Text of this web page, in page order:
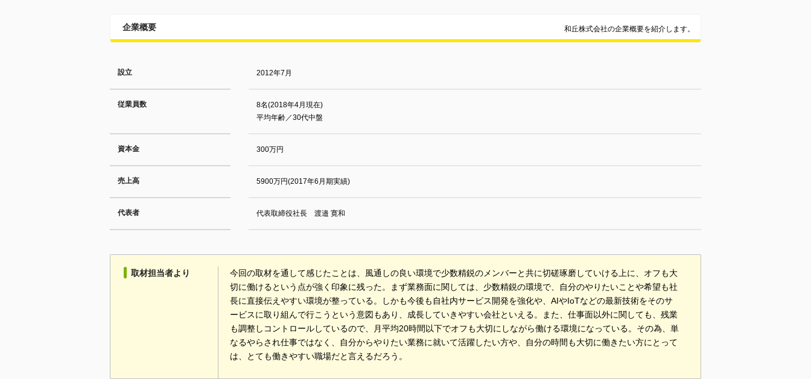
企業概要 和丘株式会社の企業概要を紹介します。
設立 2012年7月
従業員数
8名(2018年4月現在)
平均年齢／30代中盤
資本金 300万円
売上高 5900万円(2017年6月期実績)
代表者 代表取締役社長 渡邉 寛和
取材担当者より
今回の取材を通して感じたことは、風通しの良い環境で少数精鋭のメンバーと共に切磋琢磨していける上に、オフも大
切に働けるという点が強く印象に残った。まず業務面に関しては、少数精鋭の環境で、自分のやりたいことや希望も社
長に直接伝えやすい環境が整っている。しかも今後も自社内サービス開発を強化や、AIやIoTなどの最新技術をそのサ
ービスに取り組んで行こうという意図もあり、成長していきやすい会社といえる。また、仕事面以外に関しても、残業
も調整しコントロールしているので、月平均20時間以下でオフも大切にしながら働ける環境になっている。その為、単
なるやらされ仕事ではなく、自分からやりたい業務に就いて活躍したい方や、自分の時間も大切に働きたい方にとって
は、とても働きやすい職場だと言えるだろう。